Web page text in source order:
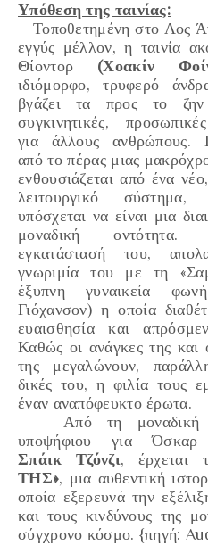
Υπόθεση της ταινίας:
Τοποθετημένη στο Λος
εγγύς μέλλον, η ταινία
Θίοντορ (Χοακίν
ιδιόμορφο, τρυφερό
βγάζει τα προς το ζην
συγκινητικές,
για άλλους ανθρώπους.
από το πέρας μιας
ενθουσιάζεται από ένα
λειτουργικό
υπόσχεται να είναι μια
μοναδική
εγκατάστασή του,
γνωριμία του με τη
έξυπνη γυναικεία
Γιόχανσον) η οποία
ευαισθησία και
Καθώς οι ανάγκες της και
της μεγαλώνουν,
δικές του, η φιλία τους
έναν αναπόφευκτο έρωτα.
Από τη μοναδική
υποψήφιου για Όσκαρ
Σπάικ Τζόνζι, έρχεται
ΤΗΣ», μια αυθεντική
οποία εξερευνά την
και τους κινδύνους της
σύγχρονο κόσμο. {πηγή: